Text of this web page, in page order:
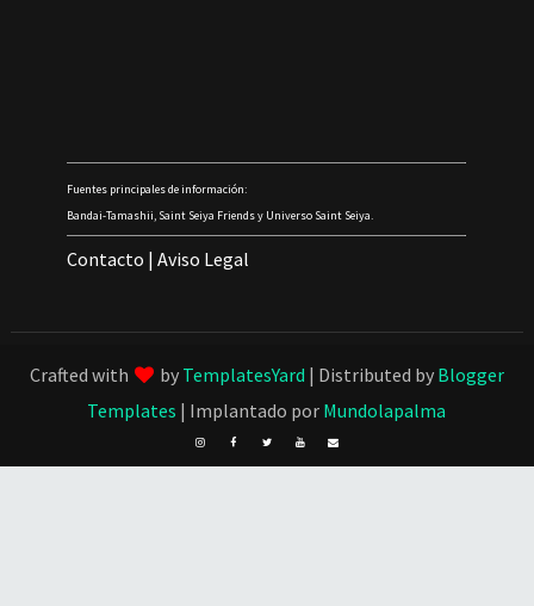
Fuentes principales de información:
Bandai-Tamashii, Saint Seiya Friends y Universo Saint Seiya.
Contacto |Aviso Legal
Crafted with by TemplatesYard | Distributed by Blogger
Templates | Implantado por Mundolapalma